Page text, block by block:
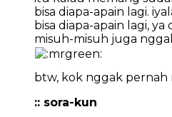
bisa diapa-apain lagi.
bisa diapa-apain lagi,
misuh-misuh juga
btw, kok nggak pernah
:: sora-kun